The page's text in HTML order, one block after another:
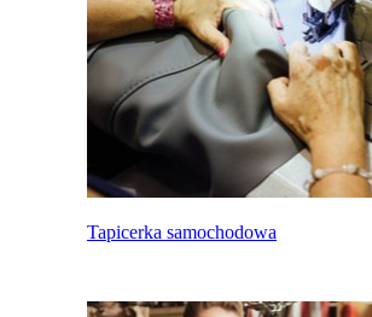
Tapicerka samochodowa